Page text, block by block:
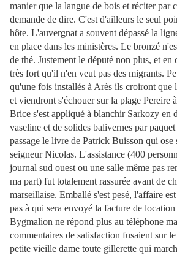
manier que la langue de bois et réciter par
demande de dire. C'est d'ailleurs le seul
hôte. L'auvergnat a souvent dépassé la
en place dans les ministères. Le bronzé
de thé. Justement le député non plus, et
très fort qu'il n'en veut pas des migrants.
qu'une fois installés à Arès ils croiront que
et viendront s'échouer sur la plage Pereire
Brice s'est appliqué à blanchir Sarkozy en
vaseline et de solides balivernes par
passage le livre de Patrick Buisson qui
seigneur Nicolas. L'assistance (400
journal sud ouest ou une salle même pas
ma part) fut totalement rassurée avant de
marseillaise. Emballé s'est pesé, l'affaire
pas à qui sera envoyé la facture de
Bygmalion ne répond plus au téléphone
commentaires de satisfaction fusaient sur
petite vieille dame toute gillerette qui